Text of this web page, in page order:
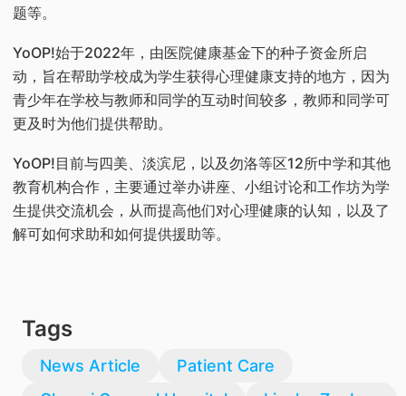
题等。
YoOP!始于2022年，由医院健康基金下的种子资金所启
动，旨在帮助学校成为学生获得心理健康支持的地方，因为
青少年在学校与教师和同学的互动时间较多，教师和同学可
更及时为他们提供帮助。
YoOP!目前与四美、淡滨尼，以及勿洛等区12所中学和其他
教育机构合作，主要通过举办讲座、小组讨论和工作坊为学
生提供交流机会，从而提高他们对心理健康的认知，以及了
解可如何求助和如何提供援助等。
Tags
News Article
Patient Care